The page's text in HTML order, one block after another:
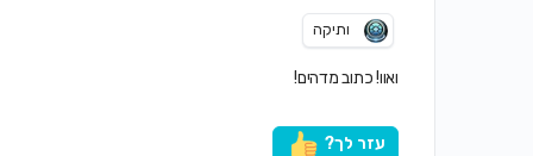
ותיקה
ואוו! כתוב מדהים!
עזר לך?